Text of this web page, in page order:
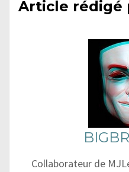
Article rédigé
Collaborateur de